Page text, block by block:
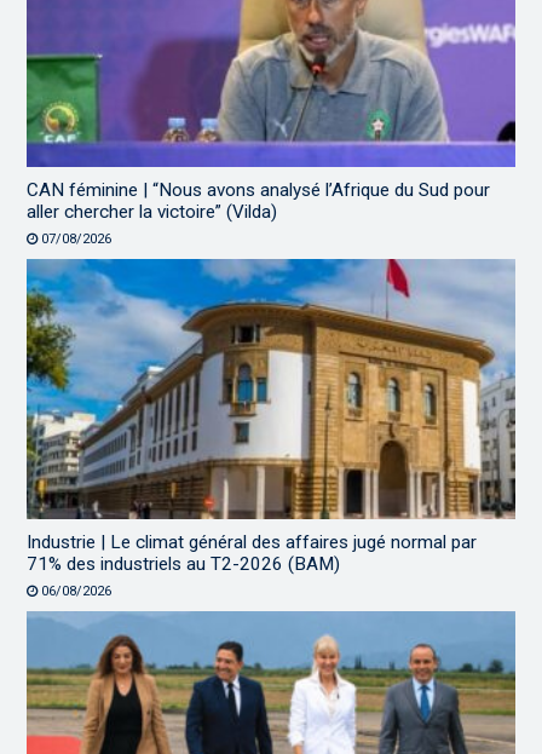
CAN féminine | “Nous avons analysé l’Afrique du Sud pour
aller chercher la victoire” (Vilda)
07/08/2026
Industrie | Le climat général des affaires jugé normal par
71% des industriels au T2-2026 (BAM)
06/08/2026